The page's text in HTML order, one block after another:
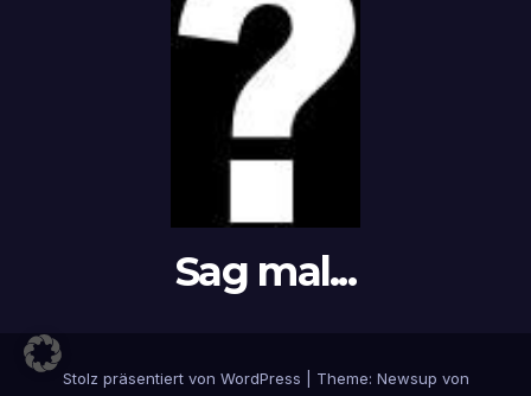
Sag mal...
Stolz präsentiert von WordPress Theme: Newsup von